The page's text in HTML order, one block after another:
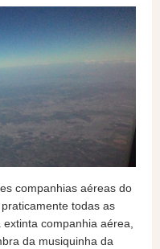
companhias aéreas do
todas as
companhia aérea,
da musiquinha da